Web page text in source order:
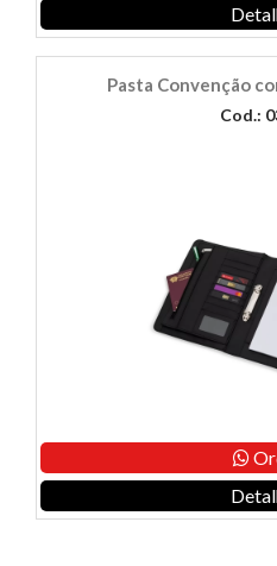
Pasta Convenção
Cod.: